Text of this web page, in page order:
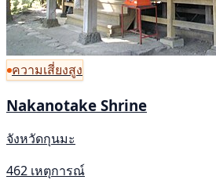
ความเสี่ยงสูง
Nakanotake Shrine
จังหวัดกุนมะ
462 เหตุการณ์